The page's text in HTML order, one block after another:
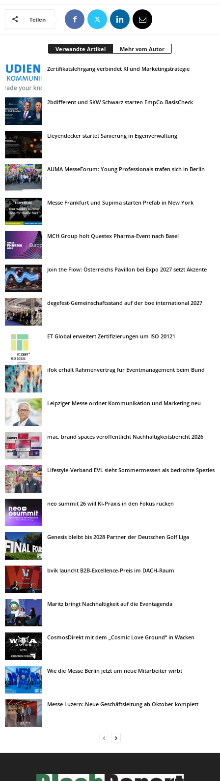
Teilen
Verwandte Artikel Mehr vom Autor
Zertifikatslehrgang verbindet KI und Marketingstrategie
2bdifferent und SKW Schwarz starten EmpCo-BasisCheck
Lleyendecker startet Sanierung in Eigenverwaltung
AUMA MesseForum: Young Professionals trafen sich in Berlin
Messe Frankfurt und Supima starten Prefab in New York
MCH Group holt Questex Pharma-Event nach Basel
Join the Flow: Österreichs Pavillon bei Expo 2027 setzt Akzente
degefest-Gemeinschaftsstand auf der boe international 2027
ET Global erweitert Zertifizierungen um ISO 20121
ifok erhält Rahmenvertrag für Eventmanagement beim Bund
Leipziger Messe ordnet Kommunikation und Marketing neu
mac. brand spaces veröffentlicht Nachhaltigkeitsbericht 2026
Lifestyle-Verband EVL sieht Sommermessen als bedrohte Spezies
neo summit 26 will KI-Praxis in den Fokus rücken
Genesis bleibt bis 2028 Partner der Deutschen Golf Liga
bvik launcht B2B-Excellence-Preis im DACH-Raum
Maritz bringt Nachhaltigkeit auf die Eventagenda
CosmosDirekt mit dem „Cosmic Love Ground“ in Wacken
Wie die Messe Berlin jetzt um neue Mitarbeiter wirbt
Messe Luzern: Neue Geschäftsleitung ab Oktober komplett